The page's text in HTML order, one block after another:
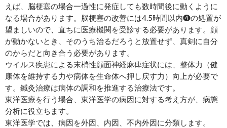
えば、脳梗塞の場合一過性に発症しても数時間後に動くように
なる場合があります。脳梗塞の改善には4.5時間以内❹の処置が
望ましいので、直ちに医療機関を受診する必要があります。顔
が動かないとき、そのうち治るだろうと放置せず、真剣に自分
のからだと向き合う必要があります。
ウイルス疾患による末梢性顔面神経麻痺症状には、整体力（健
康体を維持する力や病体を生命体へ押し戻す力）向上が必要で
す。鍼灸治療は病体の調和を推進する治療法です。
東洋医療を行う場合、東洋医学の病因に対する考え方が、病態
分析に役立ちます。
東洋医学では、病因を外因、内因、不内外因に分類します。